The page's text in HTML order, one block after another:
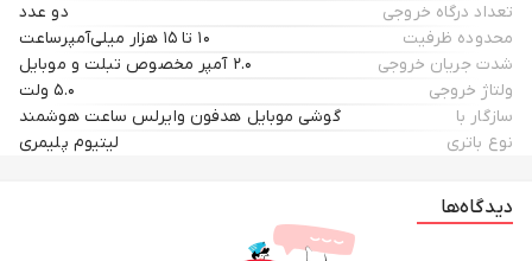
تعداد درگاه خروجی
دو عدد
محدوده ظرفیت
۱۰ تا ۱۵ هزار میلی‌آمپر‌ساعت
شدت جریان خروجی
۲.۰ آمپر مخصوص تبلت و موبایل
ولتاژ خروجی
۵.۰ ولت
سازگار با
گوشی موبایل هدفون وایرلس ساعت هوشمند
نوع باتری
لیتیوم پلیمری
دیدگاه‌ها